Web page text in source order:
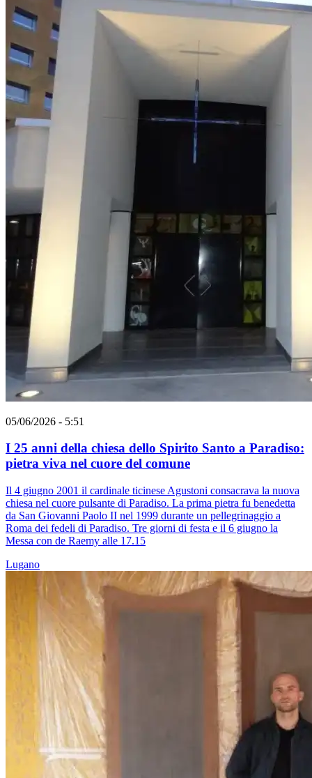
05/06/2026 - 5:51
I 25 anni della chiesa dello Spirito Santo a Paradiso:
pietra viva nel cuore del comune
Il 4 giugno 2001 il cardinale ticinese Agustoni consacrava la nuova
chiesa nel cuore pulsante di Paradiso. La prima pietra fu benedetta
da San Giovanni Paolo II nel 1999 durante un pellegrinaggio a
Roma dei fedeli di Paradiso. Tre giorni di festa e il 6 giugno la
Messa con de Raemy alle 17.15
Lugano